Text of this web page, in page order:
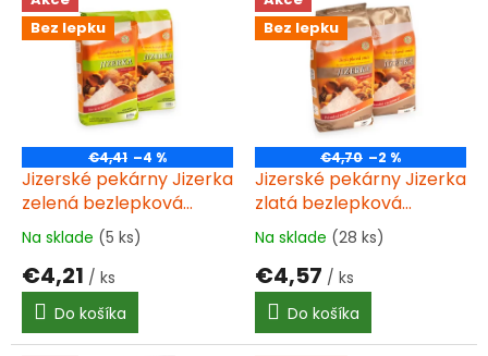
p
o
d
o
Bez lepku
€4,41 –4 %
Jizerské pekárny Jizerka
zelená bezlepková
univerzálna zmes 1000g
Priemerné
produktu
4,2
z
Na sklade (5 ks)
€4,21 / ks
Do košíka
Bez lepku
€4,70 –2 %
Jizerské pekárny Jizerka
zlatá bezlepková
univerzálna zmes 1000g
Priemerné
produktu
4,2
z
Na sklade (28 ks)
€4,57 / ks
Do košíka